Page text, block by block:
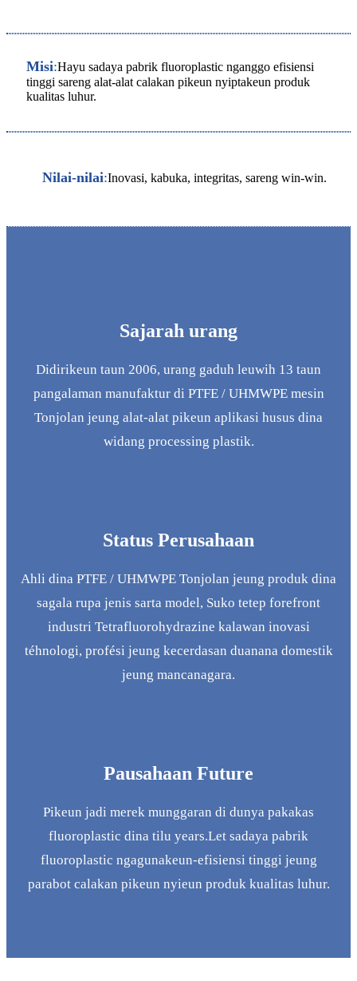
Misi:Hayu sadaya pabrik fluoroplastic nganggo efisiensi
tinggi sareng alat-alat calakan pikeun nyiptakeun produk
kualitas luhur.
Nilai-nilai:Inovasi, kabuka, integritas, sareng win-win.
Sajarah urang
Didirikeun taun 2006, urang gaduh leuwih 13 taun
pangalaman manufaktur di PTFE / UHMWPE mesin
Tonjolan jeung alat-alat pikeun aplikasi husus dina
widang processing plastik.
Status Perusahaan
Ahli dina PTFE / UHMWPE Tonjolan jeung produk dina
sagala rupa jenis sarta model, Suko tetep forefront
industri Tetrafluorohydrazine kalawan inovasi
téhnologi, profési jeung kecerdasan duanana domestik
jeung mancanagara.
Pausahaan Future
Pikeun jadi merek munggaran di dunya pakakas
fluoroplastic dina tilu years.Let sadaya pabrik
fluoroplastic ngagunakeun-efisiensi tinggi jeung
parabot calakan pikeun nyieun produk kualitas luhur.